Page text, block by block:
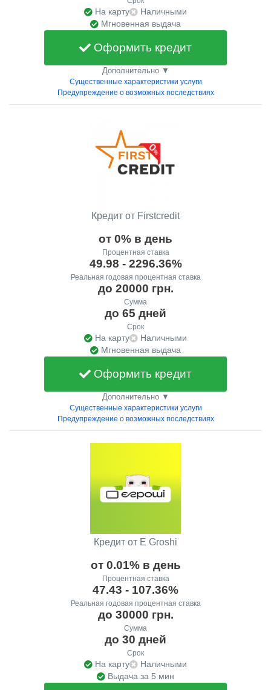
На карту
Наличными
Мгновенная выдача
Оформить кредит
Дополнительно ▼
Существенные характеристики услуги
Предупреждение о возможных последствиях
Кредит от Firstcredit
от 0% в день
Процентная ставка
49.98 - 2296.36%
Реальная годовая процентная ставка
до 20000 грн.
Сумма
до 65 дней
Срок
На карту
Наличными
Мгновенная выдача
Оформить кредит
Дополнительно ▼
Существенные характеристики услуги
Предупреждение о возможных последствиях
Кредит от E Groshi
от 0.01% в день
Процентная ставка
47.43 - 107.36%
Реальная годовая процентная ставка
до 30000 грн.
Сумма
до 30 дней
Срок
На карту
Наличными
Выдача за 5 мин